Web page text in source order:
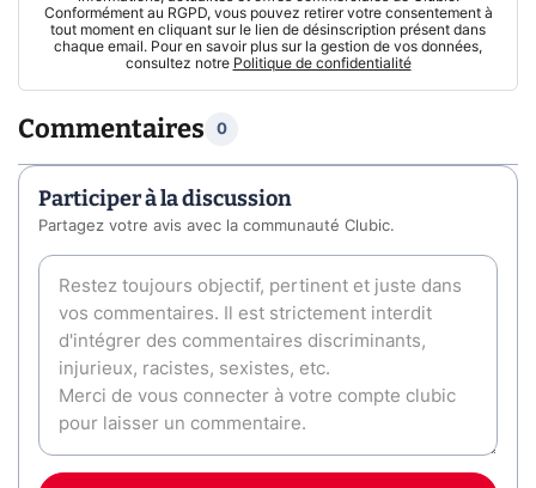
Conformément au RGPD, vous pouvez retirer votre consentement à
tout moment en cliquant sur le lien de désinscription présent dans
chaque email. Pour en savoir plus sur la gestion de vos données,
consultez notre Politique de confidentialité
Commentaires 0
Participer à la discussion
Partagez votre avis avec la communauté Clubic.